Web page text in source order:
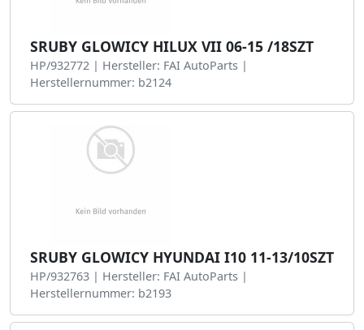
SRUBY GLOWICY HILUX VII 06-15 /18SZT
HP/932772 | Hersteller: FAI AutoParts |
Herstellernummer: b2124
SRUBY GLOWICY HYUNDAI I10 11-13/10SZT
HP/932763 | Hersteller: FAI AutoParts |
Herstellernummer: b2193